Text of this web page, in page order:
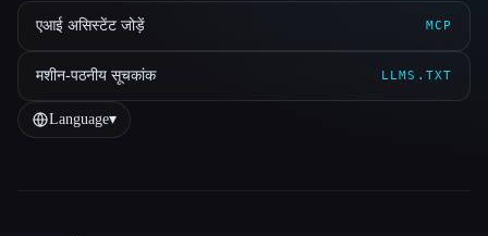
एआई असिस्टेंट जोड़ें MCP
मशीन-पठनीय सूचकांक LLMS.TXT
Language▾